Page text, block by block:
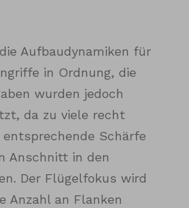
Aufbaudynamiken für
in Ordnung, die
wurden jedoch
da zu viele recht
Schärfe
Anschnitt in den
Der Flügelfokus wird
Anzahl an Flanken